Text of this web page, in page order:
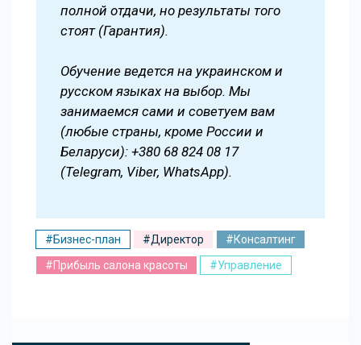
полной отдачи, но результаты того
стоят (Гарантия).
Обучение ведется на украинском и
русском языках на выбор. Мы
занимаемся сами и советуем вам
(любые страны, кроме России и
Беларуси): +380 68 824 08 17
(Telegram, Viber, WhatsApp).
#Бизнес-план #Директор
#Консалтинг
#Прибыль салона красоты
#Управление